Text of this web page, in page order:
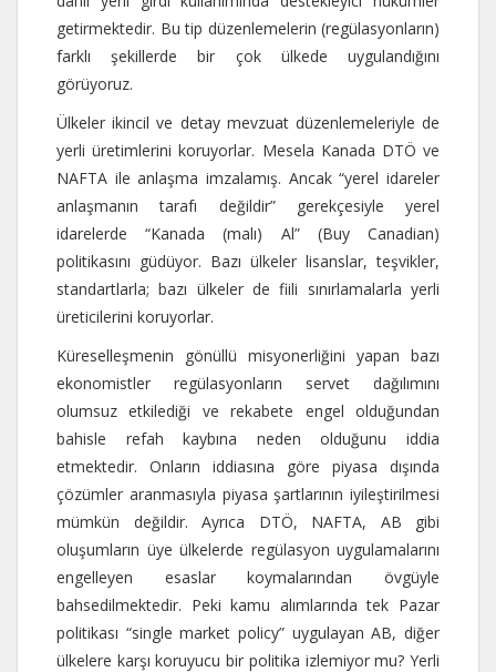
getirmektedir. Bu tip düzenlemelerin (regülasyonların)
farklı şekillerde bir çok ülkede uygulandığını
görüyoruz.
Ülkeler ikincil ve detay mevzuat düzenlemeleriyle de
yerli üretimlerini koruyorlar. Mesela Kanada DTÖ ve
NAFTA ile anlaşma imzalamış. Ancak “yerel idareler
anlaşmanın tarafı değildir” gerekçesiyle yerel
idarelerde “Kanada (malı) Al” (Buy Canadian)
politikasını güdüyor. Bazı ülkeler lisanslar, teşvikler,
standartlarla; bazı ülkeler de fiili sınırlamalarla yerli
üreticilerini koruyorlar.
Küreselleşmenin gönüllü misyonerliğini yapan bazı
ekonomistler regülasyonların servet dağılımını
olumsuz etkilediği ve rekabete engel olduğundan
bahisle refah kaybına neden olduğunu iddia
etmektedir. Onların iddiasına göre piyasa dışında
çözümler aranmasıyla piyasa şartlarının iyileştirilmesi
mümkün değildir. Ayrıca DTÖ, NAFTA, AB gibi
oluşumların üye ülkelerde regülasyon uygulamalarını
engelleyen esaslar koymalarından övgüyle
bahsedilmektedir. Peki kamu alımlarında tek Pazar
politikası “single market policy” uygulayan AB, diğer
ülkelere karşı koruyucu bir politika izlemiyor mu? Yerli